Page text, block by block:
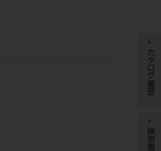
カタログ履歴
検索履歴